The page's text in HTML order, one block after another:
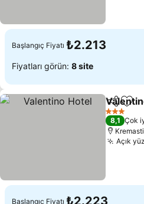
Başlangıç Fiyatı ₺2.213
Fiyatları görün: 8 site
Paylaş
3 Yıldız
8,1 Çok
Açık
Başlangıç Fiyatı ₺2.223